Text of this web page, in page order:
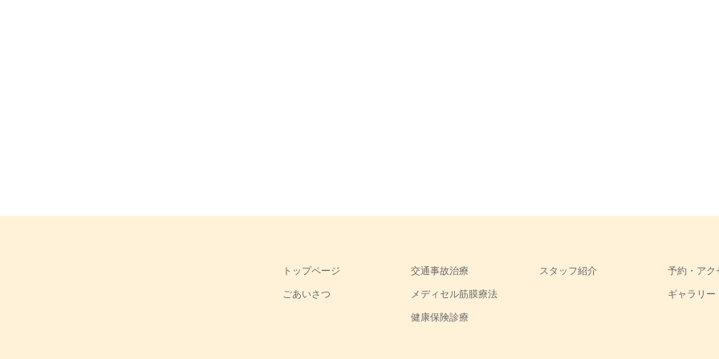
トップページ
ごあいさつ
交通事故治療
メディセル筋膜療法
健康保険診療
スタッフ紹介 予約・アク
ギャラリー